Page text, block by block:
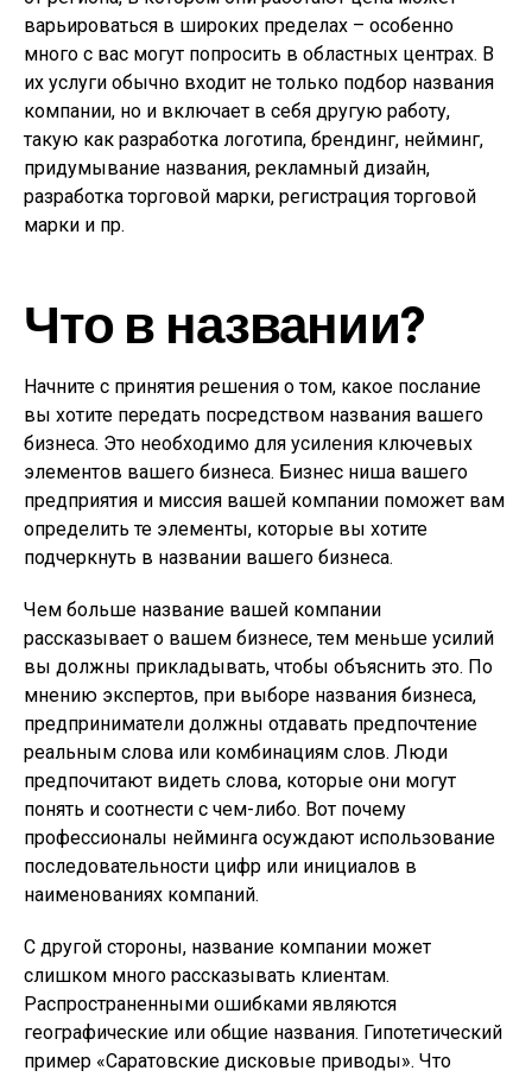
варьироваться в широких пределах – особенно
много с вас могут попросить в областных центрах. В
их услуги обычно входит не только подбор названия
компании, но и включает в себя другую работу,
такую как разработка логотипа, брендинг, нейминг,
придумывание названия, рекламный дизайн,
разработка торговой марки, регистрация торговой
марки и пр.
Что в названии?
Начните с принятия решения о том, какое послание
вы хотите передать посредством названия вашего
бизнеса. Это необходимо для усиления ключевых
элементов вашего бизнеса. Бизнес ниша вашего
предприятия и миссия вашей компании поможет вам
определить те элементы, которые вы хотите
подчеркнуть в названии вашего бизнеса.
Чем больше название вашей компании
рассказывает о вашем бизнесе, тем меньше усилий
вы должны прикладывать, чтобы объяснить это. По
мнению экспертов, при выборе названия бизнеса,
предприниматели должны отдавать предпочтение
реальным слова или комбинациям слов. Люди
предпочитают видеть слова, которые они могут
понять и соотнести с чем-либо. Вот почему
профессионалы нейминга осуждают использование
последовательности цифр или инициалов в
наименованиях компаний.
С другой стороны, название компании может
слишком много рассказывать клиентам.
Распространенными ошибками являются
географические или общие названия. Гипотетический
пример «Саратовские дисковые приводы». Что